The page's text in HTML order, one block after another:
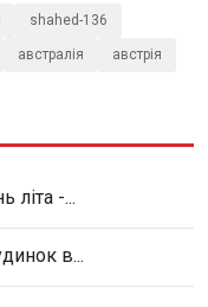
shahed-136
австралія австрія
літа -...
в...